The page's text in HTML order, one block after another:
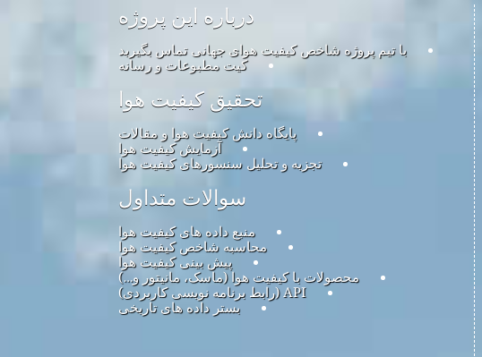
درباره این پروژه
با تیم پروژه شاخص کیفیت هوای جهانی تماس بگیرید
کیت مطبوعات و رسانه
تحقیق کیفیت هوا
پایگاه دانش کیفیت هوا و مقالات
آزمایش کیفیت هوا
تجزیه و تحلیل سنسورهای کیفیت هوا
سوالات متداول
منبع داده های کیفیت هوا
محاسبه شاخص کیفیت هوا
پیش بینی کیفیت هوا
محصولات با کیفیت هوا (ماسک، مانیتور و…)
API (رابط برنامه نویسی کاربردی)
بستر داده های تاریخی